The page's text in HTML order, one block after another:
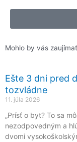
Mohlo by vás zaujímať
Ešte 3 dni pred
tozvládne
11. júla 2026
„Prísť o byt? To sa
nezodpovedným a
dvomi